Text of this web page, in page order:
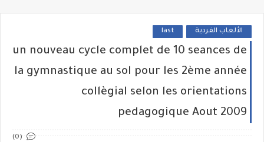
الألعاب الفردية last
un nouveau cycle complet de 10 seances de
la gymnastique au sol pour les 2ème année
collègial selon les orientations
pedagogique Aout 2009
(0)